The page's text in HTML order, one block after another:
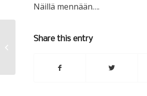
Näillä mennään….
Share this entry